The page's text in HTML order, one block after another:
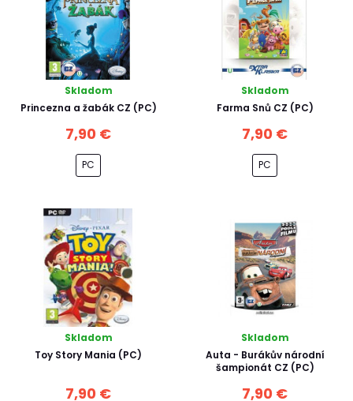
Skladom
Princezna a žabák CZ (PC)
7,90 €
PC
Skladom
Farma Snů CZ (PC)
7,90 €
PC
Skladom
Toy Story Mania (PC)
7,90 €
Skladom
Auta - Burákův národní
šampionát CZ (PC)
7,90 €